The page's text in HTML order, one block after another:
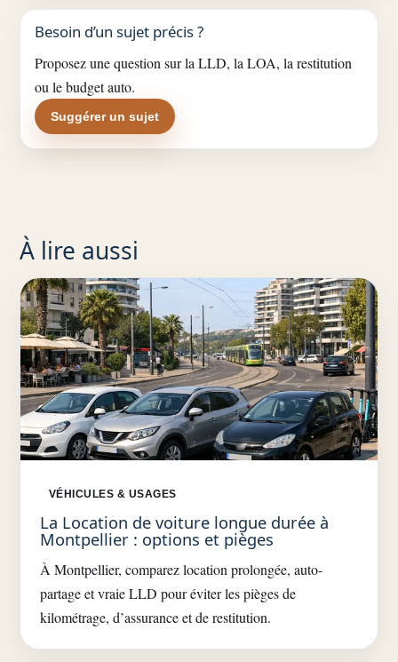
Besoin d’un sujet précis ?
Proposez une question sur la LLD, la LOA, la restitution
ou le budget auto.
Suggérer un sujet
À lire aussi
VÉHICULES & USAGES
La Location de voiture longue durée à
Montpellier : options et pièges
À Montpellier, comparez location prolongée, auto-
partage et vraie LLD pour éviter les pièges de
kilométrage, d’assurance et de restitution.